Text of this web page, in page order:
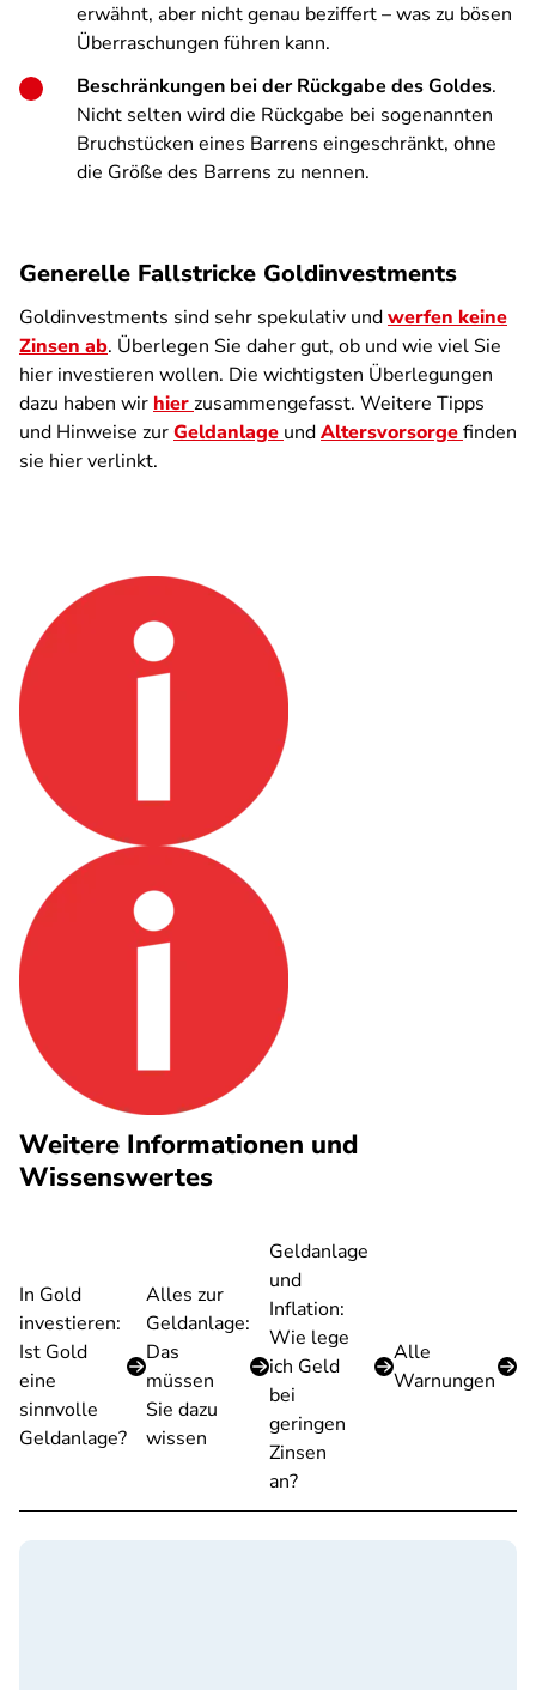
erwähnt, aber nicht genau beziffert – was zu bösen
Überraschungen führen kann.
Beschränkungen bei der Rückgabe des Goldes.
Nicht selten wird die Rückgabe bei sogenannten
Bruchstücken eines Barrens eingeschränkt, ohne
die Größe des Barrens zu nennen.
Generelle Fallstricke Goldinvestments
Goldinvestments sind sehr spekulativ undwerfen keine
Zinsen ab. Überlegen Sie daher gut, ob und wie viel Sie
hier investieren wollen. Die wichtigsten Überlegungen
dazu haben wir hierzusammengefasst. Weitere Tipps
und Hinweise zurGeldanlage undAltersvorsorgefinden
sie hier verlinkt.
Weitere Informationen und
Wissenswertes
In Gold
investieren:
Ist Gold
eine
sinnvolle
Geldanlage?
Alles zur
Geldanlage:
Das
müssen
Sie dazu
wissen
Geldanlage
und
Inflation:
Wie lege
ich Geld
bei
geringen
Zinsen
an?
Alle
Warnungen